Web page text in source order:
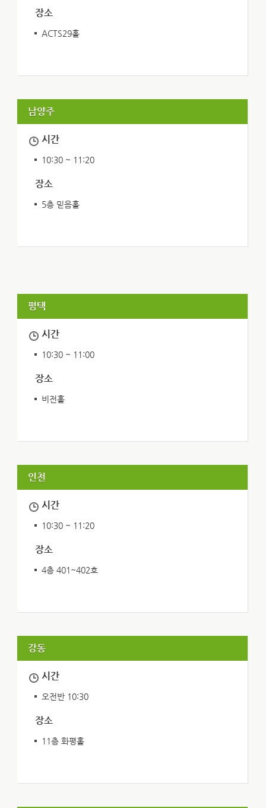
장소
ACTS29홀
남양주
시간
10:30 ~ 11:20
장소
5층 믿음홀
평택
시간
10:30 ~ 11:00
장소
비전홀
인천
시간
10:30 ~ 11:20
장소
4층 401~402호
강동
시간
오전반 10:30
장소
11층 화평홀